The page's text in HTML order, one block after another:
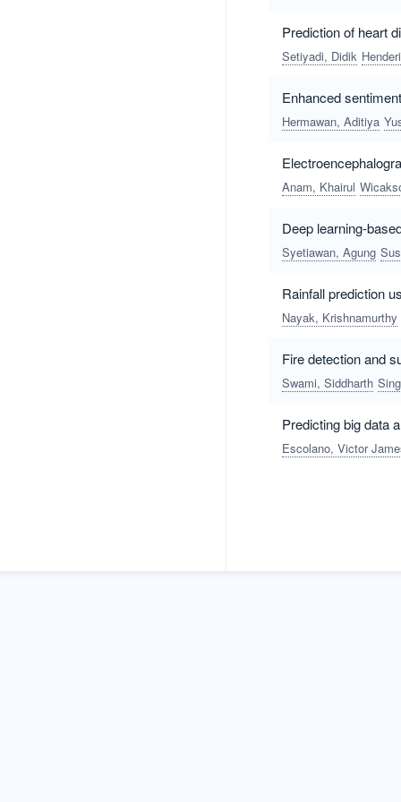
Prediction of heart
Setiyadi, Didik Henderi
Enhanced
Hermawan, Aditiya
Anam, Khairul
Deep learning-
Syetiawan, Agung
Rainfall prediction
Nayak, Krishnamurthy
Fire detection and
Swami, Siddharth
Predicting big data
Escolano, Victor